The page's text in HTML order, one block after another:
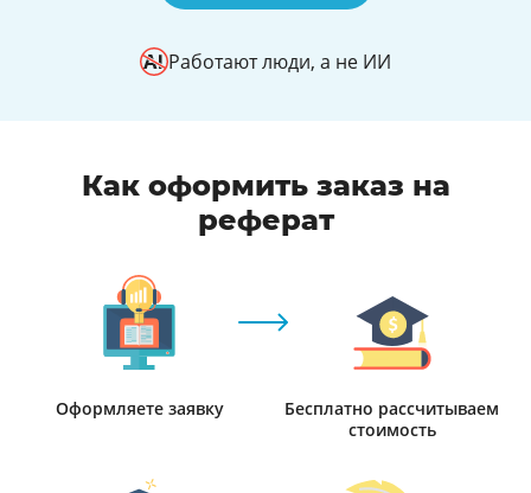
Работают люди, а не ИИ
Как оформить заказ на
реферат
Оформляете заявку
Бесплатно рассчитываем
стоимость